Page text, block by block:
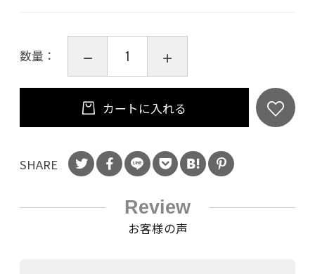
数量：
カートに入れる
SHARE
Review
お客様の声